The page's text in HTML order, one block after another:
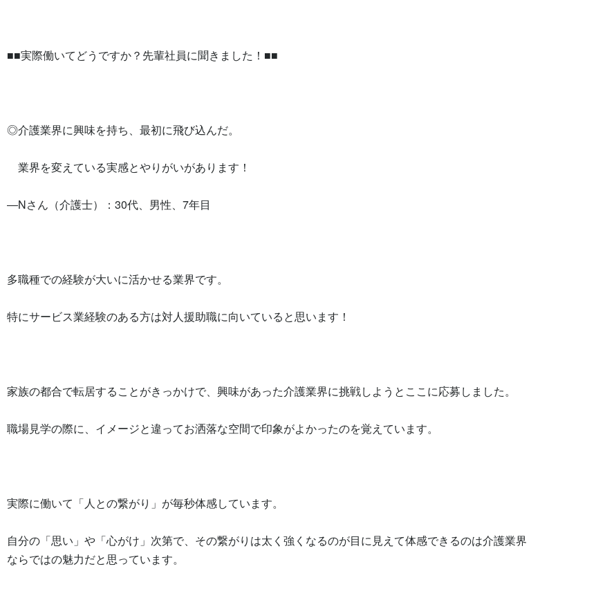
■■実際働いてどうですか？先輩社員に聞きました！■■
◎介護業界に興味を持ち、最初に飛び込んだ。
業界を変えている実感とやりがいがあります！
―Nさん（介護士）：30代、男性、7年目
多職種での経験が大いに活かせる業界です。
特にサービス業経験のある方は対人援助職に向いていると思います！
家族の都合で転居することがきっかけで、興味があった介護業界に挑戦しようとここに応募しました。
職場見学の際に、イメージと違ってお洒落な空間で印象がよかったのを覚えています。
実際に働いて「人との繋がり」が毎秒体感しています。
自分の「思い」や「心がけ」次第で、その繋がりは太く強くなるのが目に見えて体感できるのは介護業界
ならではの魅力だと思っています。